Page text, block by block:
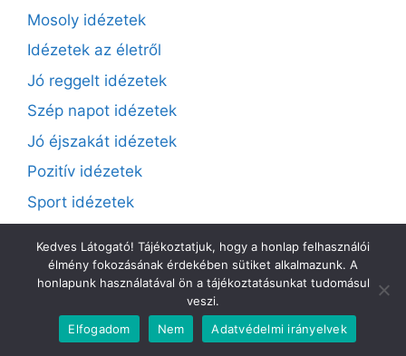
Mosoly idézetek
Idézetek az életről
Jó reggelt idézetek
Szép napot idézetek
Jó éjszakát idézetek
Pozitív idézetek
Sport idézetek
Szerelmes versek
Ünnepi idézetek
Köszöntések
Kedves Látogató! Tájékoztatjuk, hogy a honlap felhasználói
élmény fokozásának érdekében sütiket alkalmazunk. A
honlapunk használatával ön a tájékoztatásunkat tudomásul
veszi.
Elfogadom
Nem Adatvédelmi irányelvek